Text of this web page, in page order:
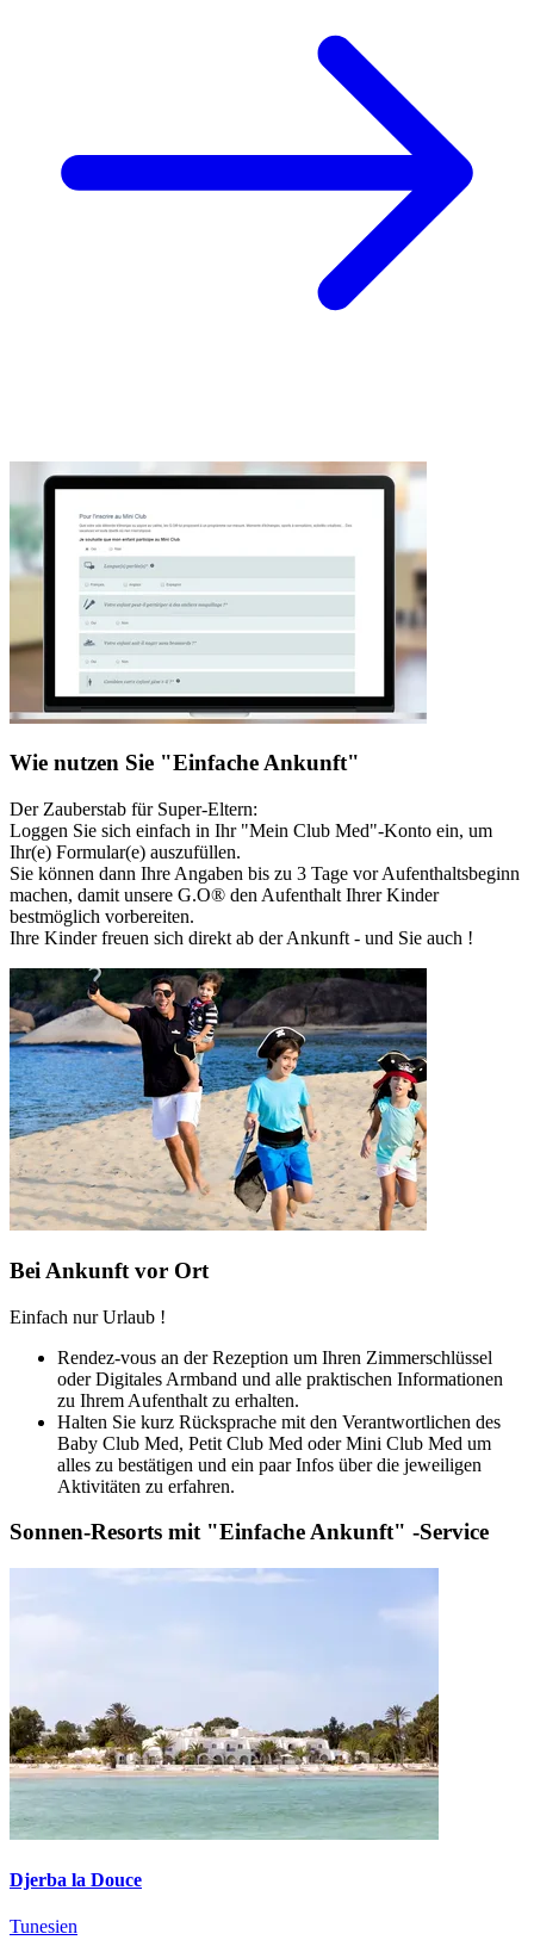
Wie nutzen Sie "Einfache Ankunft"
Der Zauberstab für Super-Eltern:
Loggen Sie sich einfach in Ihr "Mein Club Med"-Konto ein, um
Ihr(e) Formular(e) auszufüllen.
Sie können dann Ihre Angaben bis zu 3 Tage vor Aufenthaltsbeginn
machen, damit unsere G.O® den Aufenthalt Ihrer Kinder
bestmöglich vorbereiten.
Ihre Kinder freuen sich direkt ab der Ankunft - und Sie auch !
Bei Ankunft vor Ort
Einfach nur Urlaub !
Rendez-vous an der Rezeption um Ihren Zimmerschlüssel
oder Digitales Armband und alle praktischen Informationen
zu Ihrem Aufenthalt zu erhalten.
Halten Sie kurz Rücksprache mit den Verantwortlichen des
Baby Club Med, Petit Club Med oder Mini Club Med um
alles zu bestätigen und ein paar Infos über die jeweiligen
Aktivitäten zu erfahren.
Sonnen-Resorts mit "Einfache Ankunft" -Service
Djerba la Douce
Tunesien